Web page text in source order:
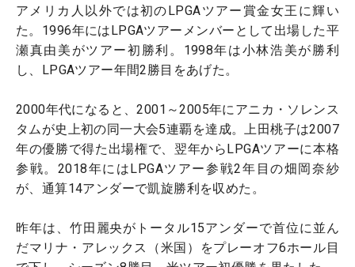
アメリカ人以外では初のLPGAツアー賞金女王に輝い
た。1996年にはLPGAツアーメンバーとして出場した平
瀬真由美がツアー初勝利。1998年は小林浩美が勝利
し、LPGAツアー年間2勝目をあげた。
2000年代になると、2001～2005年にアニカ・ソレンス
タムが史上初の同一大会5連覇を達成。上田桃子は2007
年の優勝で得た出場権で、翌年からLPGAツアーに本格
参戦。2018年にはLPGAツアー参戦2年目の畑岡奈紗
が、通算14アンダーで凱旋勝利を収めた。
昨年は、竹田麗央がトータル15アンダーで首位に並ん
だマリナ・アレックス（米国）をプレーオフ6ホール目